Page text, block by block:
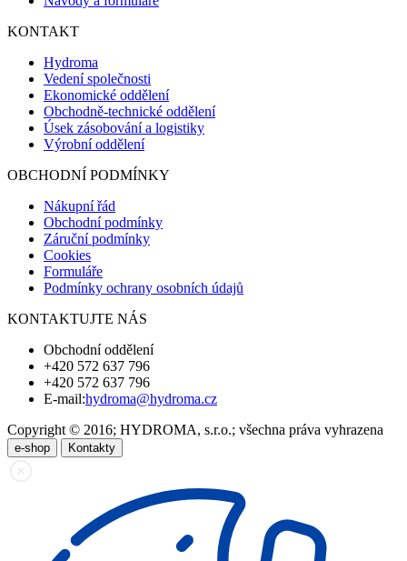
KONTAKT
Hydroma
Vedení společnosti
Ekonomické oddělení
Obchodně-technické oddělení
Úsek zásobování a logistiky
Výrobní oddělení
OBCHODNÍ PODMÍNKY
Nákupní řád
Obchodní podmínky
Záruční podmínky
Cookies
Formuláře
Podmínky ochrany osobních údajů
KONTAKTUJTE NÁS
Obchodní oddělení
+420 572 637 796
+420 572 637 796
E-mail:hydroma@hydroma.cz
Copyright © 2016; HYDROMA, s.r.o.; všechna práva vyhrazena
e-shop Kontakty